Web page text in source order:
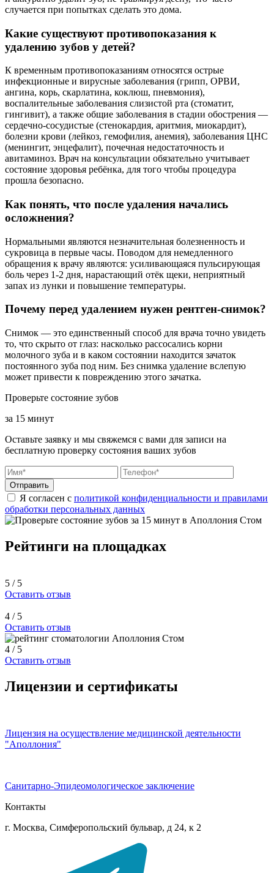
случается при попытках сделать это дома.
Какие существуют противопоказания к
удалению зубов у детей?
К временным противопоказаниям относятся острые
инфекционные и вирусные заболевания (грипп, ОРВИ,
ангина, корь, скарлатина, коклюш, пневмония),
воспалительные заболевания слизистой рта (стоматит,
гингивит), а также общие заболевания в стадии обострения —
сердечно-сосудистые (стенокардия, аритмия, миокардит),
болезни крови (лейкоз, гемофилия, анемия), заболевания ЦНС
(менингит, энцефалит), почечная недостаточность и
авитаминоз. Врач на консультации обязательно учитывает
состояние здоровья ребёнка, для того чтобы процедура
прошла безопасно.
Как понять, что после удаления начались
осложнения?
Нормальными являются незначительная болезненность и
сукровица в первые часы. Поводом для немедленного
обращения к врачу являются: усиливающаяся пульсирующая
боль через 1-2 дня, нарастающий отёк щеки, неприятный
запах из лунки и повышение температуры.
Почему перед удалением нужен рентген-снимок?
Снимок — это единственный способ для врача точно увидеть
то, что скрыто от глаз: насколько рассосались корни
молочного зуба и в каком состоянии находится зачаток
постоянного зуба под ним. Без снимка удаление вслепую
может привести к повреждению этого зачатка.
Проверьте состояние зубов
за 15 минут
Оставьте заявку и мы свяжемся с вами для записи на
бесплатную проверку состояния ваших зубов
Отправить
Я согласен с политикой конфиденциальности и правилами
обработки персональных данных
Рейтинги на площадках
5 / 5
Оставить отзыв
4 / 5
Оставить отзыв
4 / 5
Оставить отзыв
Лицензии и сертификаты
Лицензия на осуществление медицинской деятельности
"Аполлония"
Санитарно-Эпидеомологическое заключение
Контакты
г. Москва, Симферопольский бульвар, д 24, к 2